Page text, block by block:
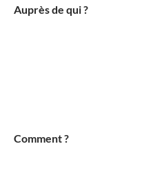
Auprès de qui ?
Comment ?